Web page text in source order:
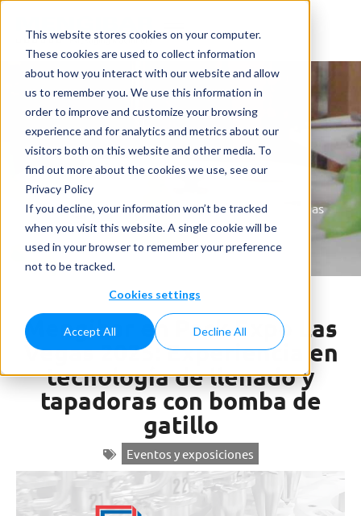
This website stores cookies on your computer.
These cookies are used to collect information
about how you interact with our website and allow
us to remember you. We use this information in
order to improve and customize your browsing
experience and for analytics and metrics about our
visitors both on this website and other media. To
find out more about the cookies we use, see our
Privacy Policy
If you decline, your information won’t be tracked
when you visit this website. A single cookie will be
used in your browser to remember your preference
not to be tracked.
Cookies settings
Accept All Decline All
Noticias
Home»Noticias»Mengibar en Pack Expo Las Vegas
2025: Experiencia en tecnología de llenado y
tapadoras con bomba de gatillo
Mengibar en Pack Expo Las
Vegas 2025: Experiencia en
tecnología de llenado y
tapadoras con bomba de
gatillo
Eventos y exposiciones